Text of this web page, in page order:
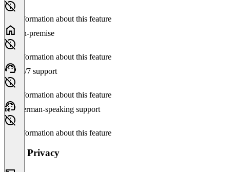
No information about this feature
On-premise
No information about this feature
24/7 support
No information about this feature
German-speaking support
No information about this feature
Data Privacy